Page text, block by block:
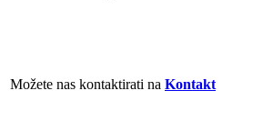
Možete nas kontaktirati na Kontakt